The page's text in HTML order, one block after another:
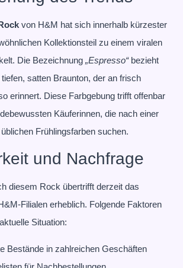
von H&M hat sich innerhalb kürzester
Kollektionsteil zu einem viralen
Die Bezeichnung „Espresso“bezieht
satten Braunton, der an frisch
erinnert. Diese Farbgebung trifft offenbar
Käuferinnen, die nach einer
Frühlingsfarben suchen.
und Nachfrage
diesem Rock übertrifft derzeit das
Filialen erheblich. Folgende Faktoren
Situation:
Bestände in zahlreichen Geschäften